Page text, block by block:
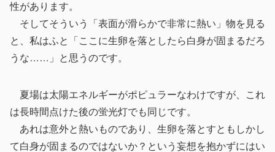
性があります。
そしてそういう「表面が滑らかで非常に熱い」物を見る
と、私はふと「ここに生卵を落としたら白身が固まるだろ
うな……」と思うのです。
夏場は太陽エネルギーがポピュラーなわけですが、これ
は長時間点けた後の蛍光灯でも同じです。
あれは意外と熱いものであり、生卵を落とすともしかし
て白身が固まるのではないか？という妄想を抱かずにはい